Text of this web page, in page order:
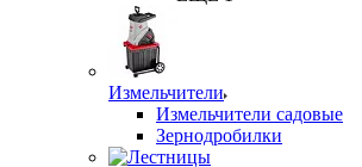
Измельчители
Измельчители садовые
Зернодробилки